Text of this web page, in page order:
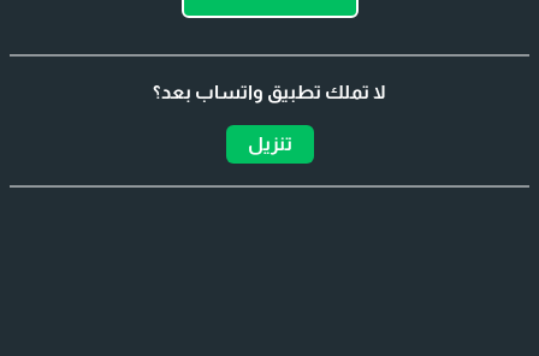
لا تملك تطبيق واتساب بعد؟
تنزيل